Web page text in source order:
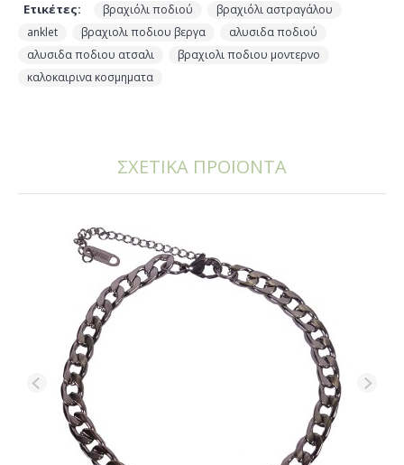
Ετικέτες: βραχιόλι ποδιού βραχιόλι αστραγάλου
anklet βραχιολι ποδιου βεργα αλυσιδα ποδιού
αλυσιδα ποδιου ατσαλι βραχιολι ποδιου μοντερνο
καλοκαιρινα κοσμηματα
ΣΧΕΤΙΚΑ ΠΡΟΪΟΝΤΑ